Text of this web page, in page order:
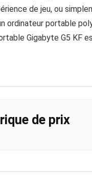
de jeu, ou
ordinateur portable
Gigabyte G5 KF
de prix